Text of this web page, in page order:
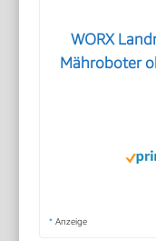
WORX
Mähroboter
* Anzeige